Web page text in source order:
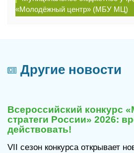
«Молодёжный центр» (МБУ МЦ)
Другие новости
Всероссийский конкурс
стратеги России» 2026:
действовать!
VII сезон конкурса открывает